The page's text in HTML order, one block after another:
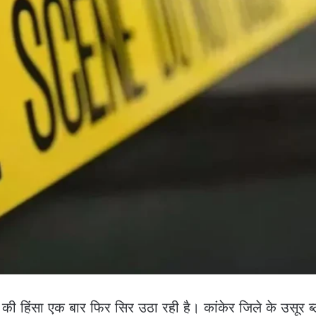
हिंसा एक बार फिर सिर उठा रही है। कांकेर जिले के उसूर